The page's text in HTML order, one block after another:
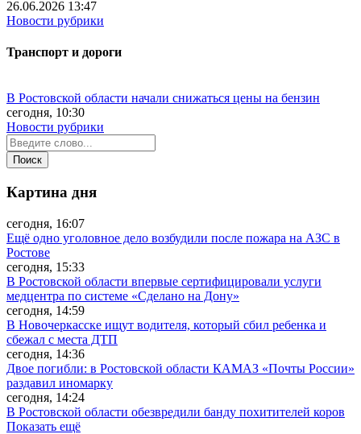
26.06.2026 13:47
Новости рубрики
Транспорт и дороги
В Ростовской области начали снижаться цены на бензин
сегодня, 10:30
Новости рубрики
Картина дня
сегодня, 16:07
Ещё одно уголовное дело возбудили после пожара на АЗС в
Ростове
сегодня, 15:33
В Ростовской области впервые сертифицировали услуги
медцентра по системе «Сделано на Дону»
сегодня, 14:59
В Новочеркасске ищут водителя, который сбил ребенка и
сбежал с места ДТП
сегодня, 14:36
Двое погибли: в Ростовской области КАМАЗ «Почты России»
раздавил иномарку
сегодня, 14:24
В Ростовской области обезвредили банду похитителей коров
Показать ещё